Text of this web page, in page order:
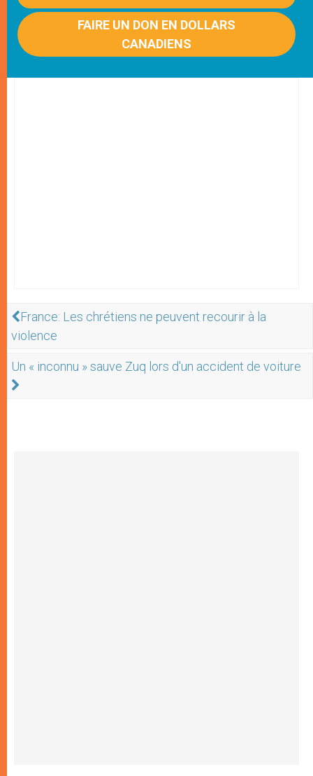
FAIRE UN DON EN DOLLARS
CANADIENS
France: Les chrétiens ne peuvent recourir à la
violence
Un « inconnu » sauve Zuq lors d'un accident de voiture